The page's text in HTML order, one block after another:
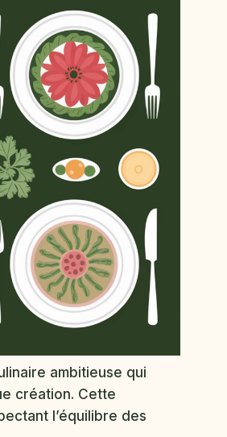
ambitieuse qui
création. Cette
l’équilibre des